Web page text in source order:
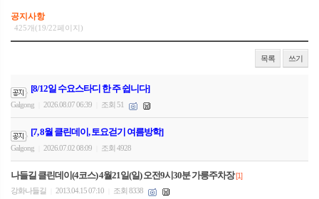
공지사항
425개(19/22페이지)
목록 쓰기
[8/12일 수요스타디 한 주 쉽니다]
Galgong 2026.08.07 06:39 조회 51
[7, 8월 클린데이, 토요걷기 여름방학]
Galgong 2026.07.02 08:09 조회 4928
나들길 클린데이(4코스) 4월21일(일) 오전9시30분 가릉주차장[1]
강화나들길
2013.04.15 07:10 조회 8338